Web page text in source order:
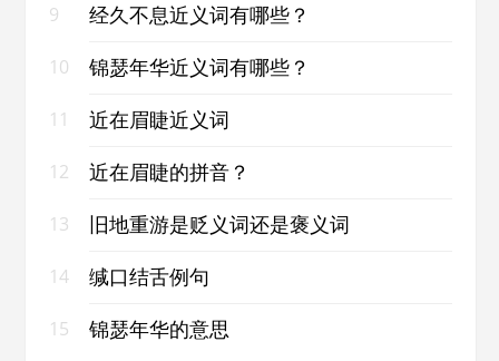
9 经久不息近义词有哪些？
10 锦瑟年华近义词有哪些？
11 近在眉睫近义词
12 近在眉睫的拼音？
13 旧地重游是贬义词还是褒义词
14 缄口结舌例句
15 锦瑟年华的意思